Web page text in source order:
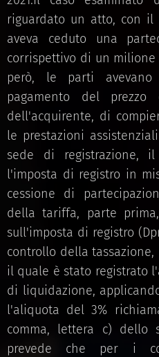
riguardato un atto, con il
aveva ceduto una
corrispettivo di un
però, le parti
pagamento del
dell'acquirente, di
le prestazioni
sede di registrazione,
l'imposta di registro in
cessione di
della tariffa, parte
sull'imposta di registro
controllo della
il quale è stato registrato
di liquidazione,
l'aliquota del 3%
comma, lettera c) dello
prevede che per i